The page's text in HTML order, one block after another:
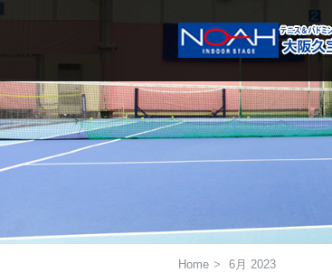
メニューは右にあるア
Home > 6月 2023